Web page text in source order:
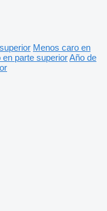
Menos caro en
parte superiorAño de